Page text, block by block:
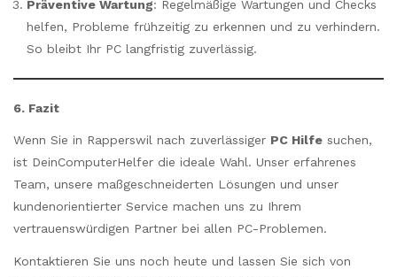
Präventive Wartung: Regelmäßige Wartungen und Checks
helfen, Probleme frühzeitig zu erkennen und zu verhindern.
So bleibt Ihr PC langfristig zuverlässig.
6. Fazit
Wenn Sie in Rapperswil nach zuverlässiger PC Hilfe suchen,
ist DeinComputerHelfer die ideale Wahl. Unser erfahrenes
Team, unsere maßgeschneiderten Lösungen und unser
kundenorientierter Service machen uns zu Ihrem
vertrauenswürdigen Partner bei allen PC-Problemen.
Kontaktieren Sie uns noch heute und lassen Sie sich von